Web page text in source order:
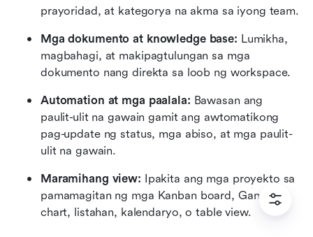
prayoridad, at kategorya na akma sa iyong team.
Mga dokumento at knowledge base: Lumikha,
magbahagi, at makipagtulungan sa mga
dokumento nang direkta sa loob ng workspace.
Automation at mga paalala: Bawasan ang
paulit-ulit na gawain gamit ang awtomatikong
pag-update ng status, mga abiso, at mga paulit-
ulit na gawain.
Maramihang view: Ipakita ang mga proyekto sa
pamamagitan ng mga Kanban board, Gantt
chart, listahan, kalendaryo, o table view.